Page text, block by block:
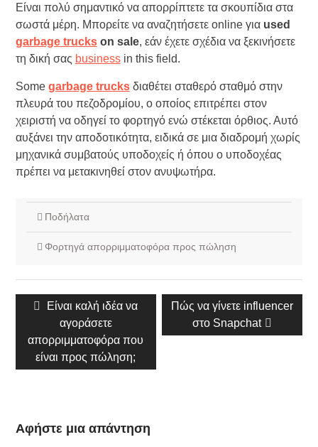
Είναι πολύ σημαντικό να απορρίπτετε τα σκουπίδια στα
σωστά μέρη. Μπορείτε να αναζητήσετε online για used
garbage truckson sale, εάν έχετε σχέδια να ξεκινήσετε
τη δική σας businessin this field.
Some garbage trucksδιαθέτει σταθερό σταθμό στην
πλευρά του πεζοδρομίου, ο οποίος επιτρέπει στον
χειριστή να οδηγεί το φορτηγό ενώ στέκεται όρθιος. Αυτό
αυξάνει την αποδοτικότητα, ειδικά σε μια διαδρομή χωρίς
μηχανικά συμβατούς υποδοχείς ή όπου ο υποδοχέας
πρέπει να μετακινηθεί στον ανυψωτήρα.
Ποδήλατα
Φορτηγά απορριμματοφόρα προς πώληση
Πλοήγηση
άρθρουΠροηγούμενη
δημοσίευση:
Είναι καλή ιδέα να
αγοράσετε
απορριμματοφόρα που
είναι προς πώληση;
Επόμενη
δημοσίευση:
Πώς να γίνετε influencer
στο Snapchat
Αφήστε μια απάντηση